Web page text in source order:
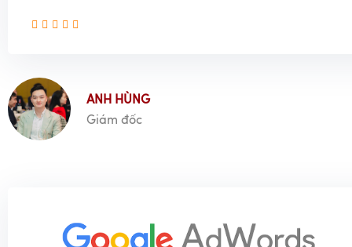
ANH HÙNG
Giám đốc